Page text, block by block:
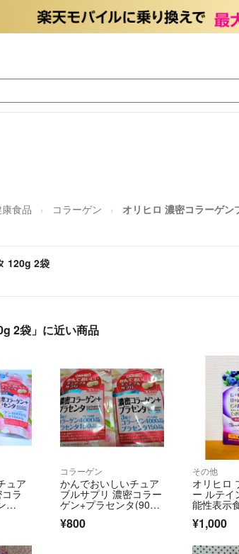
食品 コラーゲン オリヒロ 濃密コラーゲ
120g 2袋
2袋」に近い商品
ュア
ラ
コラーゲン
かんでおいしいチュア
ブルサプリ 濃密コラー
ゲン+プラセンタ(90粒
入)
¥800
その他
オリヒロ
ー ルテイ
能性表示
ント
¥1,000